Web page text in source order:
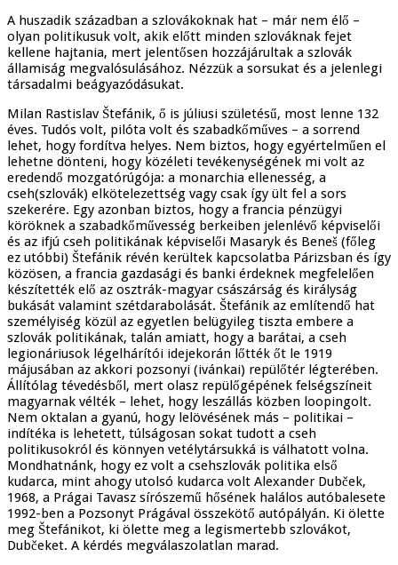
A huszadik században a szlovákoknak hat – már nem élő –
olyan politikusuk volt, akik előtt minden szlováknak fejet
kellene hajtania, mert jelentősen hozzájárultak a szlovák
államiság megvalósulásához. Nézzük a sorsukat és a jelenlegi
társadalmi beágyazódásukat.
Milan Rastislav Štefánik, ő is júliusi születésű, most lenne 132
éves. Tudós volt, pilóta volt és szabadkőműves – a sorrend
lehet, hogy fordítva helyes. Nem biztos, hogy egyértelműen el
lehetne dönteni, hogy közéleti tevékenységének mi volt az
eredendő mozgatórúgója: a monarchia ellenesség, a
cseh(szlovák) elkötelezettség vagy csak így ült fel a sors
szekerére. Egy azonban biztos, hogy a francia pénzügyi
köröknek a szabadkőművesség berkeiben jelenlévő képviselői
és az ifjú cseh politikának képviselői Masaryk és Beneš (főleg
ez utóbbi) Štefánik révén kerültek kapcsolatba Párizsban és így
közösen, a francia gazdasági és banki érdeknek megfelelően
készítették elő az osztrák-magyar császárság és királyság
bukását valamint szétdarabolását. Štefánik az említendő hat
személyiség közül az egyetlen belügyileg tiszta embere a
szlovák politikának, talán amiatt, hogy a barátai, a cseh
legionáriusok légelhárítói idejekorán lőtték őt le 1919
májusában az akkori pozsonyi (ivánkai) repülőtér légterében.
Állítólag tévedésből, mert olasz repülőgépének felségszíneit
magyarnak vélték – lehet, hogy leszállás közben loopingolt.
Nem oktalan a gyanú, hogy lelövésének más – politikai –
indítéka is lehetett, túlságosan sokat tudott a cseh
politikusokról és könnyen vetélytársukká is válhatott volna.
Mondhatnánk, hogy ez volt a csehszlovák politika első
kudarca, mint ahogy utolsó kudarca volt Alexander Dubček,
1968, a Prágai Tavasz sírószemű hősének halálos autóbalesete
1992-ben a Pozsonyt Prágával összekötő autópályán. Ki ölette
meg Štefánikot, ki ölette meg a legismertebb szlovákot,
Dubčeket. A kérdés megválaszolatlan marad.